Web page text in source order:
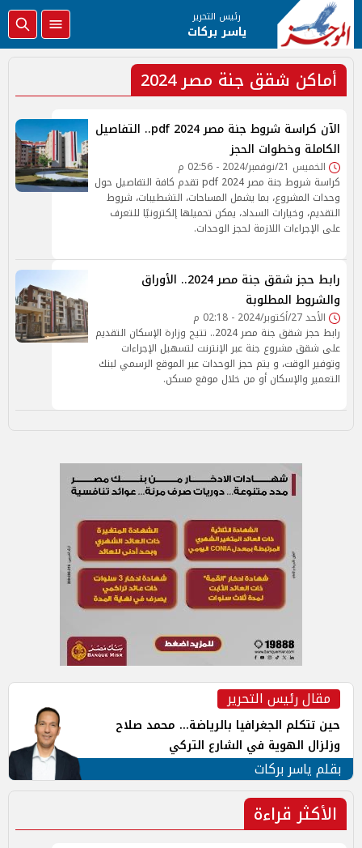
رئيس التحرير
ياسر بركات
أماكن شقق جنة مصر 2024
الآن كراسة شروط جنة مصر 2024 pdf.. التفاصيل
الكاملة وخطوات الحجز
الخميس 21/نوفمبر/2024 - 02:56 م
كراسة شروط جنة مصر 2024 pdf تقدم كافة التفاصيل حول
وحدات المشروع، بما يشمل المساحات، التشطيبات، شروط
التقديم، وخيارات السداد، يمكن تحميلها إلكترونيًا للتعرف
على الإجراءات اللازمة لحجز الوحدات.
رابط حجز شقق جنة مصر 2024.. الأوراق
والشروط المطلوبة
الأحد 27/أكتوبر/2024 - 02:18 م
رابط حجز شقق جنة مصر 2024.. تتيح وزارة الإسكان التقديم
على شقق مشروع جنة عبر الإنترنت لتسهيل الإجراءات
وتوفير الوقت، و يتم حجز الوحدات عبر الموقع الرسمي لبنك
التعمير والإسكان أو من خلال موقع مسكن.
مقال رئيس التحرير
حين تتكلم الجغرافيا بالرياضة... محمد صلاح
وزلزال الهوية في الشارع التركي
بقلم ياسر بركات
الأكثر قراءة